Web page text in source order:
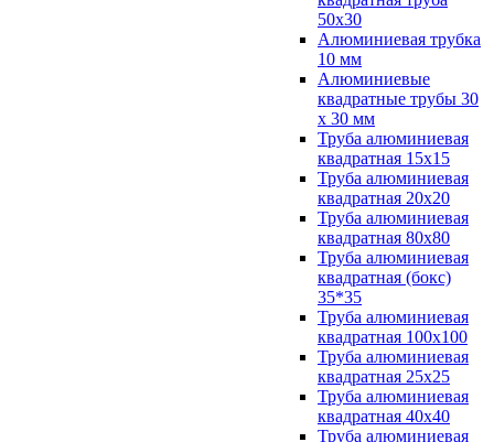
50х30
Алюминиевая трубка
10 мм
Алюминиевые
квадратные трубы 30
х 30 мм
Труба алюминиевая
квадратная 15х15
Труба алюминиевая
квадратная 20х20
Труба алюминиевая
квадратная 80х80
Труба алюминиевая
квадратная (бокс)
35*35
Труба алюминиевая
квадратная 100х100
Труба алюминиевая
квадратная 25х25
Труба алюминиевая
квадратная 40х40
Труба алюминиевая